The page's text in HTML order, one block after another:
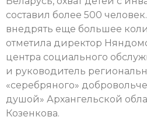
составил более 500
внедрять еще большее
отметила директор
центра социального
и руководитель
«серебряного»
душой» Архангельской
Козенкова.